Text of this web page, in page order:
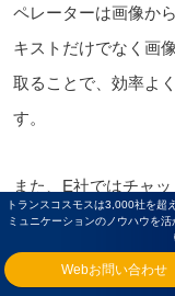
ペレーターは画像か
キストだけでなく画
取ることで、効率よ
す。
また、E社ではチャ
電話が苦手な人とも
になったと感じてい
トランスコスモスは3,000社を超
ミュニケーションのノウハウを
Webお問い合わせ